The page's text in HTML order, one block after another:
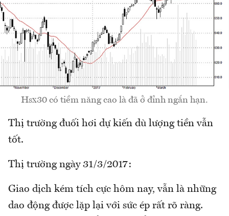
Hsx30 có tiềm năng cao là đã ở đỉnh ngắn hạn.
Thị trường đuối hơi dự kiến dù lượng tiền vẫn
tốt.
Thị trường ngày 31/3/2017:
Giao dịch kém tích cực hôm nay, vẫn là những
dao động được lặp lại với sức ép rất rõ ràng.